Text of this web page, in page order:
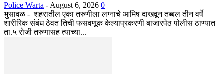
Police Warta - August 6, 2026 0
भुसावळ - शहरातील एका तरुणीला लग्नाचे आमिष दाखवून तब्बल तीन वर्षे
शारीरिक संबंध ठेवत तिची फसवणूक केल्याप्रकरणी बाजारपेठ पोलीस ठाण्यात
ता.५ रोजी तरुणासह त्याच्या...